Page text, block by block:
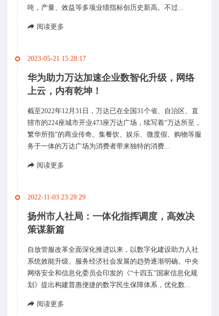
吨，产量、效益等多项业绩指标创历史新高。不过...
阅读更多
2023-05-21 15:28:17
华为助力万达加速企业数智化升级，网络
上云，内有乾坤！
截至2022年12月31日，万达已在全国31个省、自治区、直
辖市的224座城市开业473座万达广场，续写着“万达所至，
繁华所指”的商业传奇。集餐饮、娱乐、微度假、购物等服
务于一体的万达广场为消费者带来独特的消费...
阅读更多
2022-11-03 23:28:29
扬州市人社局：一体化指挥调度，高效决
策谋新篇
自放管服改革全面深化推进以来，以数字化建设助力人社
系统效能升级、服务经济社会发展的趋势逐渐明确。中央
网络安全和信息化委员会印发的《“十四五”国家信息化规
划》提出构建普惠便捷的数字民生保障体系，优化数...
阅读更多